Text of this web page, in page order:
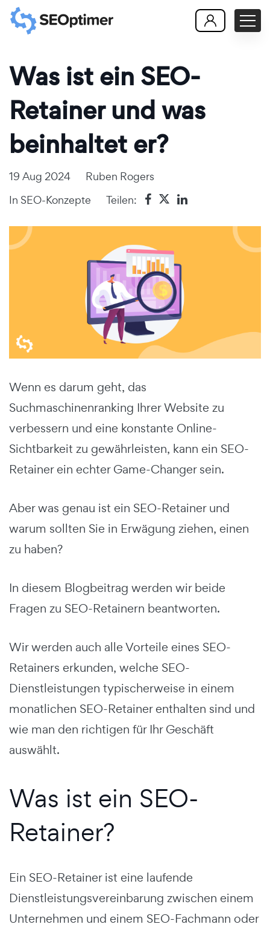
Was ist ein SEO-
Retainer und was
beinhaltet er?
19 Aug 2024
Ruben Rogers
In SEO-Konzepte Teilen:
Wenn es darum geht, das
Suchmaschinenranking Ihrer Website zu
verbessern und eine konstante Online-
Sichtbarkeit zu gewährleisten, kann ein SEO-
Retainer ein echter Game-Changer sein.
Aber was genau ist ein SEO-Retainer und
warum sollten Sie in Erwägung ziehen, einen
zu haben?
In diesem Blogbeitrag werden wir beide
Fragen zu SEO-Retainern beantworten.
Wir werden auch alle Vorteile eines SEO-
Retainers erkunden, welche SEO-
Dienstleistungen typischerweise in einem
monatlichen SEO-Retainer enthalten sind und
wie man den richtigen für Ihr Geschäft
auswählt.
Was ist ein SEO-
Retainer?
Ein SEO-Retainer ist eine laufende
Dienstleistungsvereinbarung zwischen einem
Unternehmen und einem SEO-Fachmann oder